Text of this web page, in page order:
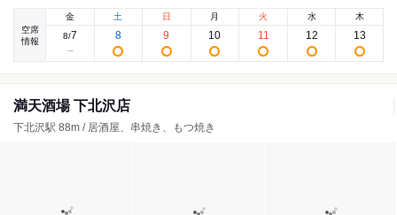
空席
情報
金
8/7
土
8
日
9
月
10
火
11
水
12
木
13
満天酒場 下北沢店
下北沢駅 88m / 居酒屋、串焼き、もつ焼き